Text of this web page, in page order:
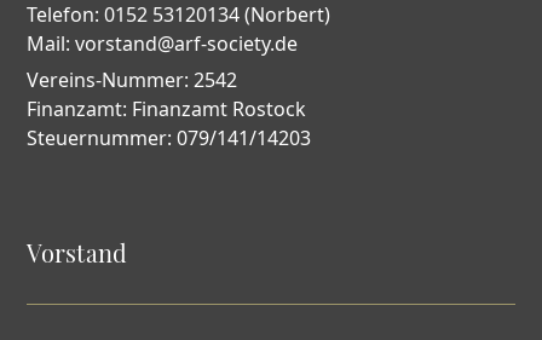
Telefon: 0152 53120134 (Norbert)
Mail: vorstand@arf-society.de
Vereins-Nummer: 2542
Finanzamt: Finanzamt Rostock
Steuernummer: 079/141/14203
Vorstand